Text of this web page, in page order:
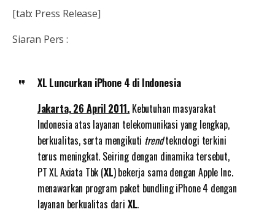
[tab: Press Release]
Siaran Pers :
XL Luncurkan iPhone 4 di Indonesia
Jakarta, 26 April 2011. Kebutuhan masyarakat
Indonesia atas layanan telekomunikasi yang lengkap,
berkualitas, serta mengikuti trendteknologi terkini
terus meningkat. Seiring dengan dinamika tersebut,
PT XL Axiata Tbk (XL) bekerja sama dengan Apple Inc.
menawarkan program paket bundling iPhone 4 dengan
layanan berkualitas dari XL.